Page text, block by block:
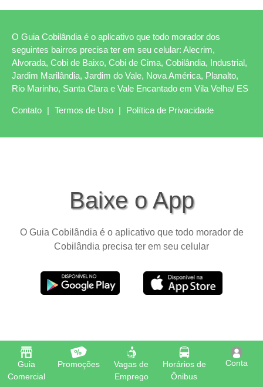
Guia
Comercial
Promoções
Vagas de
Emprego
Horários de
Ônibus
Conta
O Guia Cobilândia é o aplicativo que todo morador dos
seguintes bairros precisa ter em seu celular: Alecrim,
Alvorada, Cobi de Baixo, Cobi de Cima, Cobilândia, Industrial,
Jardim Marilândia, Jardim do Vale, Nova América, Planalto,
Rio Marinho, Santa Clara e Vale Encantado em Vila Velha/ ES
Contato | Termos de Uso | Política de Privacidade
Baixe o App
O Guia Cobilândia é o aplicativo que todo morador de
Cobilândia precisa ter em seu celular